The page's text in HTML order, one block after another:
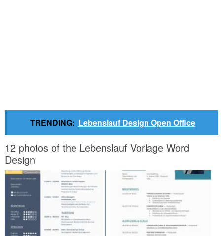
TRENDING: Lebenslauf Design Open Office
12 photos of the Lebenslauf Vorlage Word
Design